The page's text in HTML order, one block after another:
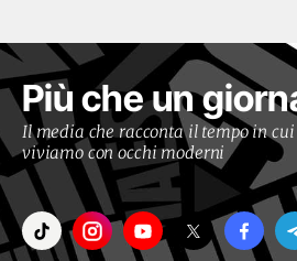
Più che un
Il media che racconta il tempo in cui
viviamo con occhi moderni